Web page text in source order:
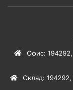
Офис: 194292,
Склад: 194292,